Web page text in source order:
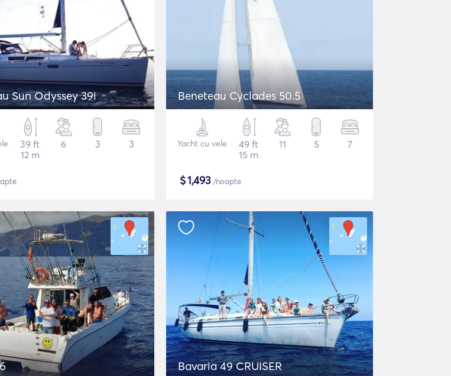
Sun Odyssey 39i
39 ft
12 m
6 3 3
Beneteau Cyclades 50.5
Yacht cu vele
49 ft
15 m
11 5 7
$1,493 /noapte
Bavaria 49 CRUISER